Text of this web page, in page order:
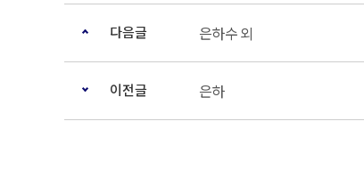
다음글 은하수 외
이전글 은하